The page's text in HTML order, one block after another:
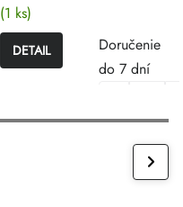
(1 ks)
DETAIL
Doručenie
do 7 dní